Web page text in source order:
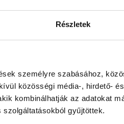
Részletek
személyre szabásához,
közösségi média-, hirdető-
kombinálhatják az adatokat
gyűjtöttek.